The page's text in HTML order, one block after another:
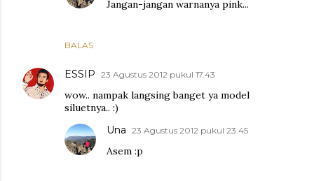
BALAS
Jangan-jangan warnanya pink...
ESSIP 23 Agustus 2012 pukul 17.43
wow.. nampak langsing banget ya model
siluetnya.. :)
Una 23 Agustus 2012 pukul 23.45
Asem :p